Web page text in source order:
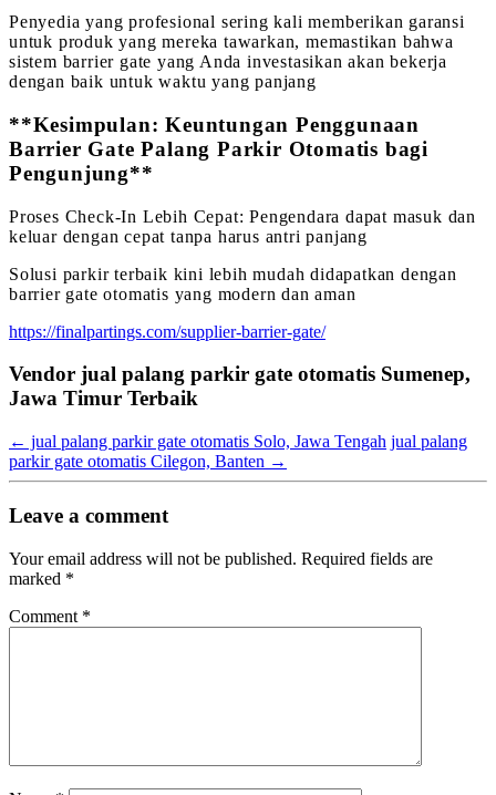
Penyedia yang profesional sering kali memberikan garansi
untuk produk yang mereka tawarkan, memastikan bahwa
sistem barrier gate yang Anda investasikan akan bekerja
dengan baik untuk waktu yang panjang
**Kesimpulan: Keuntungan Penggunaan
Barrier Gate Palang Parkir Otomatis bagi
Pengunjung**
Proses Check-In Lebih Cepat: Pengendara dapat masuk dan
keluar dengan cepat tanpa harus antri panjang
Solusi parkir terbaik kini lebih mudah didapatkan dengan
barrier gate otomatis yang modern dan aman
https://finalpartings.com/supplier-barrier-gate/
Vendor jual palang parkir gate otomatis Sumenep,
Jawa Timur Terbaik
← jual palang parkir gate otomatis Solo, Jawa Tengah jual palang
parkir gate otomatis Cilegon, Banten →
Leave a comment
Your email address will not be published. Required fields are
marked *
Comment *